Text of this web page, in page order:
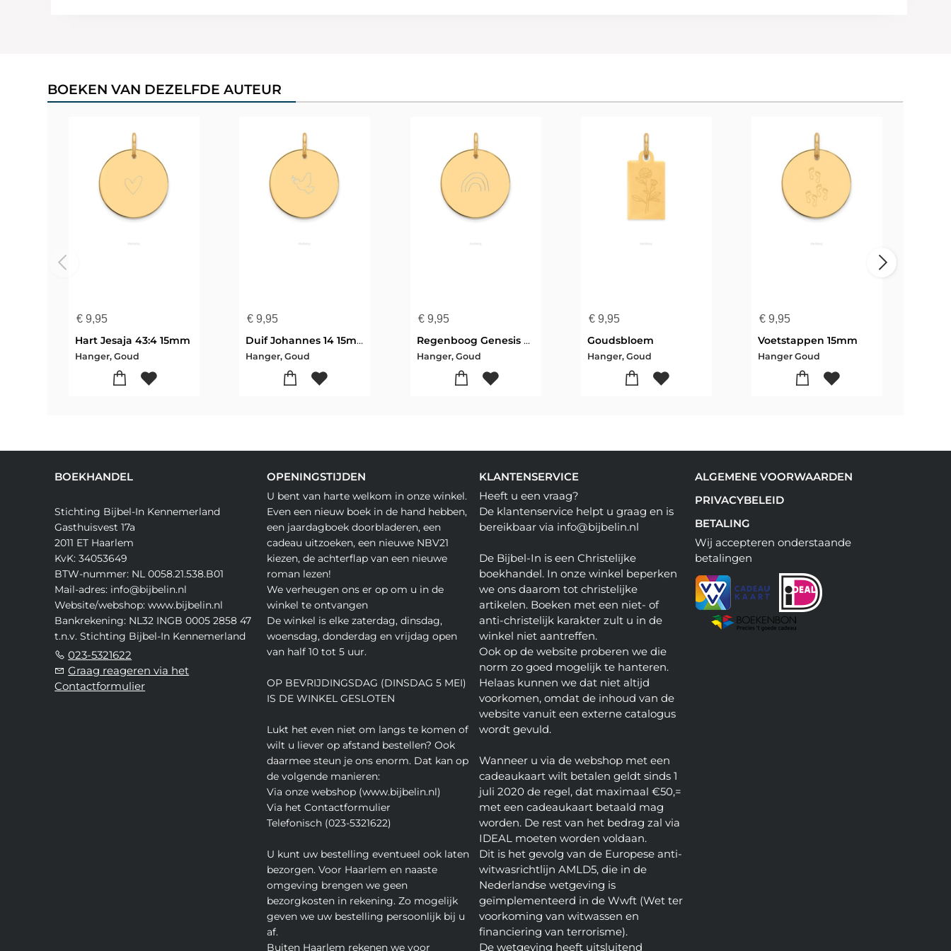
BOEKEN VAN DEZELFDE AUTEUR
€ 9,95
Hart Jesaja 43:4 15mm
Hanger, Goud
€ 9,95
Duif Johannes 14 15mm
Hanger, Goud
€9,95
Regenboog Genesis 9:13 15mm
Hanger, Goud
€9,95
Goudsbloem
Hanger, Goud
€ 9,95
Voetstappen 15mm
Hanger Goud
BOEKHANDEL
Stichting Bijbel-In Kennemerland
Gasthuisvest 17a
2011 ET Haarlem
KvK: 34053649
BTW-nummer: NL 0058.21.538.B01
Mail-adres: info@bijbelin.nl
Website/webshop: www.bijbelin.nl
Bankrekening: NL32 INGB 0005 2858 47
t.n.v. Stichting Bijbel-In Kennemerland
023-5321622
Graag reageren via het
Contactformulier
OPENINGSTIJDEN
U bent van harte welkom in onze winkel.
Even een nieuw boek in de hand hebben,
een jaardagboek doorbladeren, een
cadeau uitzoeken, een nieuwe NBV21
kiezen, de achterflap van een nieuwe
roman lezen!
We verheugen ons er op om u in de
winkel te ontvangen
De winkel is elke zaterdag, dinsdag,
woensdag, donderdag en vrijdag open
van half 10 tot 5 uur.
OP BEVRIJDINGSDAG (DINSDAG 5 MEI)
IS DE WINKEL GESLOTEN
Lukt het even niet om langs te komen of
wilt u liever op afstand bestellen? Ook
daarmee steun je ons enorm. Dat kan op
de volgende manieren:
Via onze webshop (www.bijbelin.nl)
Via het Contactformulier
Telefonisch (023-5321622)
U kunt uw bestelling eventueel ook laten
bezorgen. Voor Haarlem en naaste
omgeving brengen we geen
bezorgkosten in rekening. Zo mogelijk
geven we uw bestelling persoonlijk bij u
af.
Buiten Haarlem rekenen we voor
KLANTENSERVICE
Heeft u een vraag?
De klantenservice helpt u graag en is
bereikbaar via info@bijbelin.nl
De Bijbel-In is een Christelijke
boekhandel. In onze winkel beperken
we ons daarom tot christelijke
artikelen. Boeken met een niet- of
anti-christelijk karakter zult u in de
winkel niet aantreffen.
Ook op de website proberen we die
norm zo goed mogelijk te hanteren.
Helaas kunnen we dat niet altijd
voorkomen, omdat de inhoud van de
website vanuit een externe catalogus
wordt gevuld.
Wanneer u via de webshop met een
cadeaukaart wilt betalen geldt sinds 1
juli 2020 de regel, dat maximaal €50,=
met een cadeaukaart betaald mag
worden. De rest van het bedrag zal via
IDEAL moeten worden voldaan.
Dit is het gevolg van de Europese anti-
witwasrichtlijn AMLD5, die in de
Nederlandse wetgeving is
geïmplementeerd in de Wwft (Wet ter
voorkoming van witwassen en
financiering van terrorisme).
De wetgeving heeft uitsluitend
ALGEMENE VOORWAARDEN
PRIVACYBELEID
BETALING
Wij accepteren onderstaande
betalingen